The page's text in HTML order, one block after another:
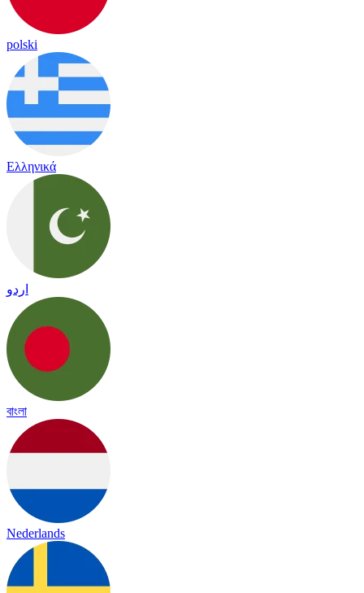
polski
Ελληνικά
اردو
বাংলা
Nederlands